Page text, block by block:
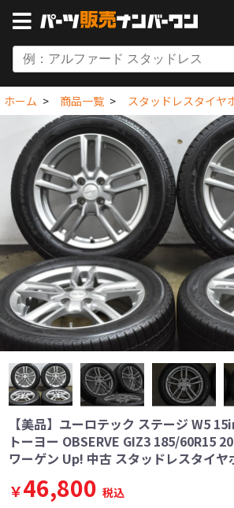
ホーム 商品一覧 スタッドレスタイヤ
【美品】ユーロテック ステージ W5
トーヨー OBSERVE GIZ3 185/60R15
ワーゲン Up! 中古 スタッドレスタイヤ
￥46,800 税込